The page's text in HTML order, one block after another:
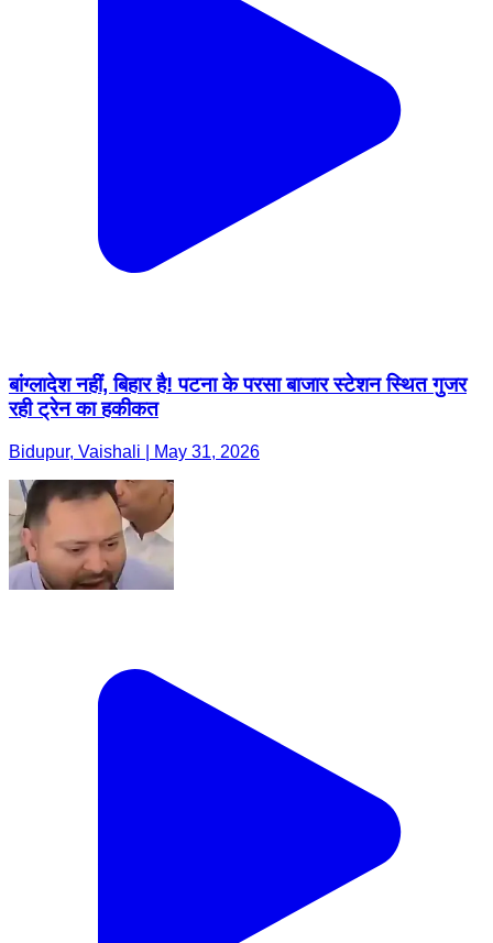
बांग्लादेश नहीं, बिहार है! पटना के परसा बाजार स्टेशन स्थित गुजर
रही ट्रेन का हकीकत
Bidupur, Vaishali | May 31, 2026